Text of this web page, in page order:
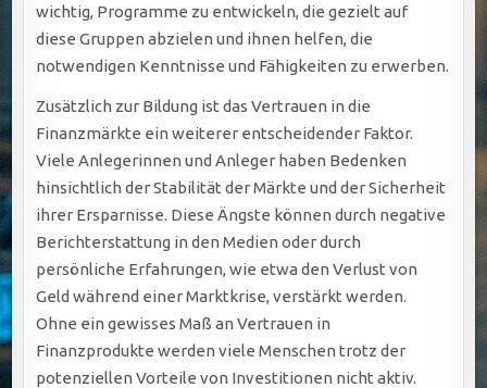
wichtig, Programme zu entwickeln, die gezielt auf
diese Gruppen abzielen und ihnen helfen, die
notwendigen Kenntnisse und Fähigkeiten zu erwerben.
Zusätzlich zur Bildung ist das Vertrauen in die
Finanzmärkte ein weiterer entscheidender Faktor.
Viele Anlegerinnen und Anleger haben Bedenken
hinsichtlich der Stabilität der Märkte und der Sicherheit
ihrer Ersparnisse. Diese Ängste können durch negative
Berichterstattung in den Medien oder durch
persönliche Erfahrungen, wie etwa den Verlust von
Geld während einer Marktkrise, verstärkt werden.
Ohne ein gewisses Maß an Vertrauen in
Finanzprodukte werden viele Menschen trotz der
potenziellen Vorteile von Investitionen nicht aktiv.